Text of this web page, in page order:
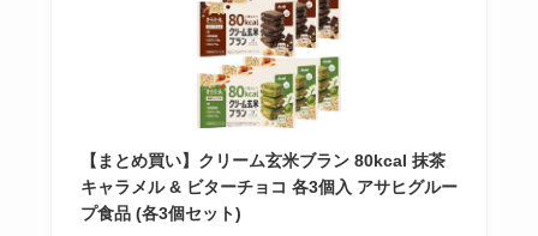
【まとめ買い】クリーム玄米ブラン 80kcal 抹茶
キャラメル & ビターチョコ 各3個入 アサヒグルー
プ食品 (各3個セット)